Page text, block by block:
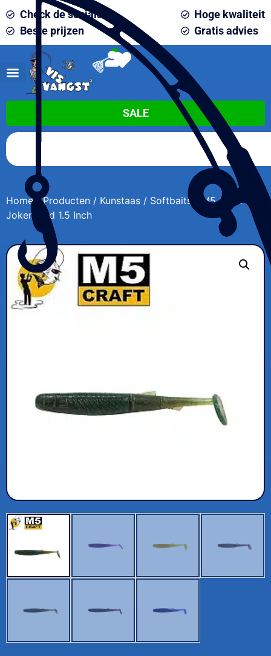
Check de socials
Beste prijzen
Hoge kwaliteit
Gratis advies
0
SALE
Home/Producten / Kunstaas / Softbaits
/ M5 Craft
JokerShad 1.5 Inch